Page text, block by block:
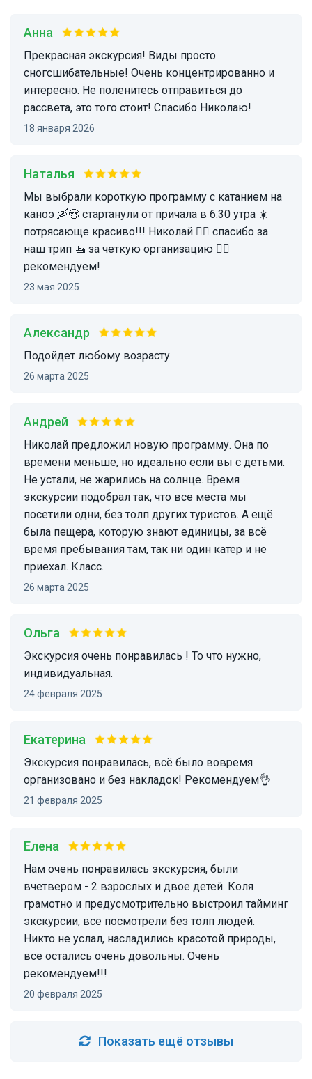
Анна
Прекрасная экскурсия! Виды просто
сногсшибательные! Очень концентрированно и
интересно. Не поленитесь отправиться до
рассвета, это того стоит! Спасибо Николаю!
18 января 2026
Наталья
Мы выбрали короткую программу с катанием на
каноэ 🛶😍 стартанули от причала в 6.30 утра ☀️
потрясающе красиво!!! Николай 👍🏻 спасибо за
наш трип 🚤 за четкую организацию 👌🏻
рекомендуем!
23 мая 2025
Александр
Подойдет любому возрасту
26 марта 2025
Андрей
Николай предложил новую программу. Она по
времени меньше, но идеально если вы с детьми.
Не устали, не жарились на солнце. Время
экскурсии подобрал так, что все места мы
посетили одни, без толп других туристов. А ещё
была пещера, которую знают единицы, за всё
время пребывания там, так ни один катер и не
приехал. Класс.
26 марта 2025
Ольга
Экскурсия очень понравилась ! То что нужно,
индивидуальная.
24 февраля 2025
Екатерина
Экскурсия понравилась, всё было вовремя
организовано и без накладок! Рекомендуем👌
21 февраля 2025
Елена
Нам очень понравилась экскурсия, были
вчетвером - 2 взрослых и двое детей. Коля
грамотно и предусмотрительно выстроил тайминг
экскурсии, всё посмотрели без толп людей.
Никто не услал, насладились красотой природы,
все остались очень довольны. Очень
рекомендуем!!!
20 февраля 2025
Показать ещё отзывы